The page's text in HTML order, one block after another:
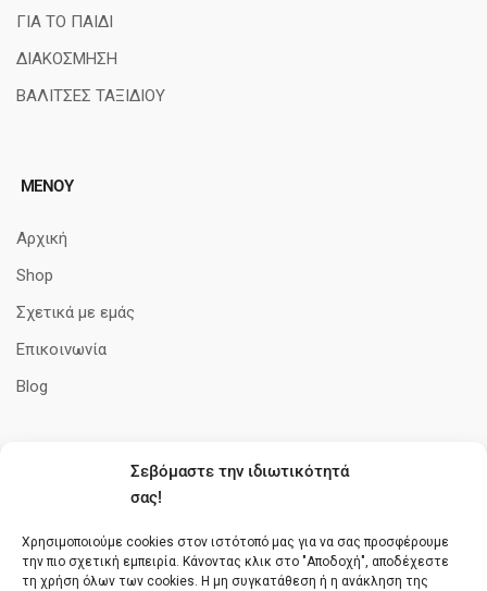
Σεβόμαστε την ιδιωτικότητά
σας!
Χρησιμοποιούμε cookies στον ιστότοπό μας για να σας προσφέρουμε
την πιο σχετική εμπειρία. Κάνοντας κλικ στο "Αποδοχή", αποδέχεστε
τη χρήση όλων των cookies. Η μη συγκατάθεση ή η ανάκληση της
ΓΙΑ ΤΟ ΠΑΙΔΙ
ΔΙΑΚΟΣΜΗΣΗ
ΒΑΛΙΤΣΕΣ ΤΑΞΙΔΙΟΥ
ΜΕΝΟΥ
Αρχική
Shop
Σχετικά με εμάς
Επικοινωνία
Blog
Πολιτική cookies